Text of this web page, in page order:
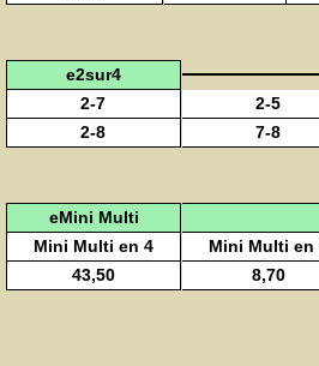
e2sur4
2-7
2-5
2-8
7-8
eMini Multi
Mini Multi en 4
Mini Multi en
43,50
8,70